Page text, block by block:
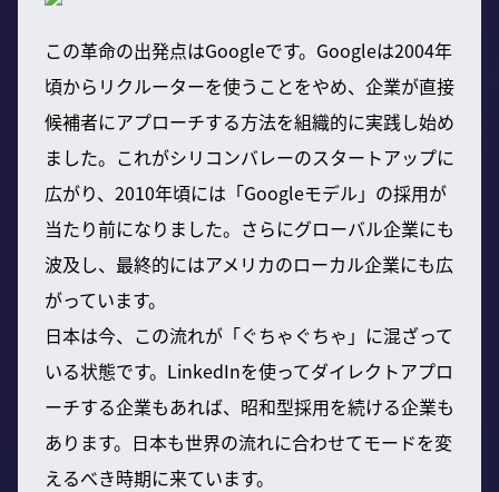
この革命の出発点はGoogleです。Googleは2004年
頃からリクルーターを使うことをやめ、企業が直接
候補者にアプローチする方法を組織的に実践し始め
ました。これがシリコンバレーのスタートアップに
広がり、2010年頃には「Googleモデル」の採用が
当たり前になりました。さらにグローバル企業にも
波及し、最終的にはアメリカのローカル企業にも広
がっています。
日本は今、この流れが「ぐちゃぐちゃ」に混ざって
いる状態です。LinkedInを使ってダイレクトアプロ
ーチする企業もあれば、昭和型採用を続ける企業も
あります。日本も世界の流れに合わせてモードを変
えるべき時期に来ています。